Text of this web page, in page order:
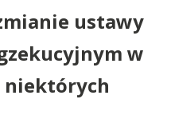
ustawy
w